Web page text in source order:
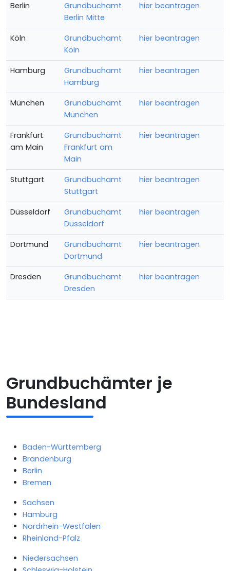
Berlin
Grundbuchamt
Berlin Mitte
hier beantragen
Köln
Grundbuchamt
Köln
hier beantragen
Hamburg
Grundbuchamt
Hamburg
hier beantragen
München
Grundbuchamt
München
hier beantragen
Frankfurt
am Main
Grundbuchamt
Frankfurt am
Main
hier beantragen
Stuttgart
Grundbuchamt
Stuttgart
hier beantragen
Düsseldorf
Grundbuchamt
Düsseldorf
hier beantragen
Dortmund
Grundbuchamt
Dortmund
hier beantragen
Dresden
Grundbuchamt
Dresden
hier beantragen
Grundbuchämter je
Bundesland
Baden-Württemberg
Brandenburg
Berlin
Bremen
Sachsen
Hamburg
Nordrhein-Westfalen
Rheinland-Pfalz
Niedersachsen